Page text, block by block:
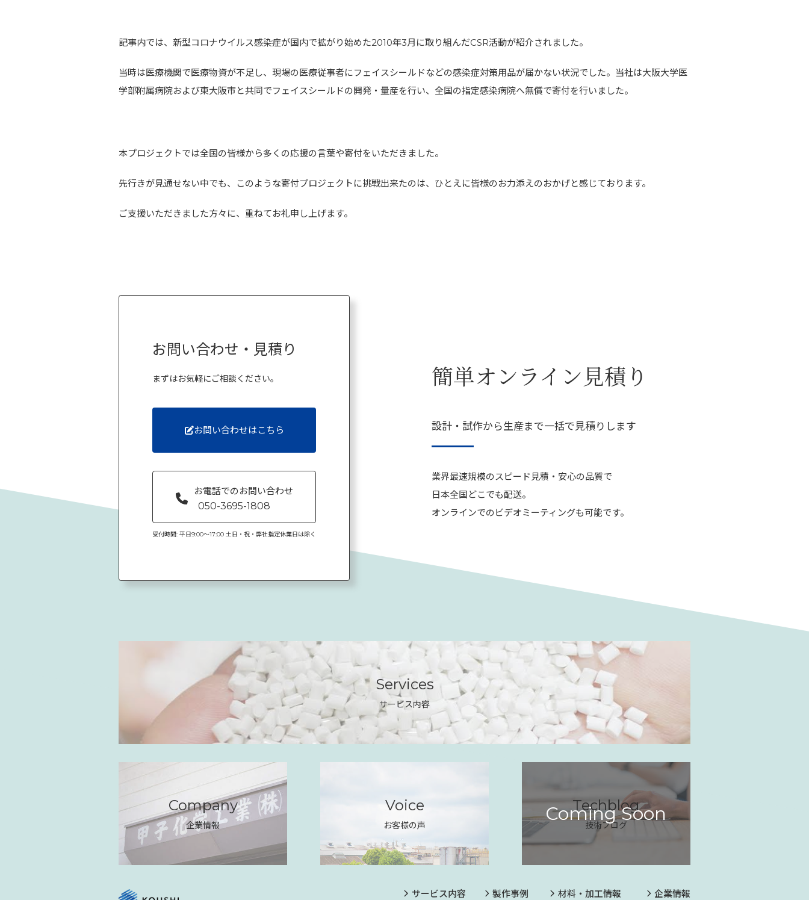
記事内では、新型コロナウイルス感染症が国内で拡がり始めた2010年3月に取り組んだCSR活動が紹介されました。
当時は医療機関で医療物資が不足し、現場の医療従事者にフェイスシールドなどの感染症対策用品が届かない状況でした。当社は大阪大学医
学部附属病院および東大阪市と共同でフェイスシールドの開発・量産を行い、全国の指定感染病院へ無償で寄付を行いました。
本プロジェクトでは全国の皆様から多くの応援の言葉や寄付をいただきました。
先行きが見通せない中でも、このような寄付プロジェクトに挑戦出来たのは、ひとえに皆様のお力添えのおかげと感じております。
ご支援いただきました方々に、重ねてお礼申し上げます。
お問い合わせ・見積り
まずはお気軽にご相談ください。
お問い合わせはこちら
お電話でのお問い合わせ
050-3695-1808
受付時間: 平日9:00〜17:00 土日・祝・弊社指定休業日は除く
簡単オンライン見積り
設計・試作から生産まで一括で見積りします
業界最速規模のスピード見積・安心の品質で
日本全国どこでも配送。
オンラインでのビデオミーティングも可能です。
Services
サービス内容
Company
企業情報
Voice
お客様の声
Techblog
技術ブログ
Coming Soon
サービス内容 製作事例 材料・加工情報 企業情報